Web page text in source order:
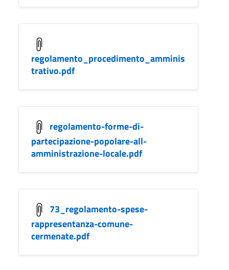
regolamento_procedimento_amminis
trativo.pdf
regolamento-forme-di-
partecipazione-popolare-all-
amministrazione-locale.pdf
73_regolamento-spese-
rappresentanza-comune-
cermenate.pdf